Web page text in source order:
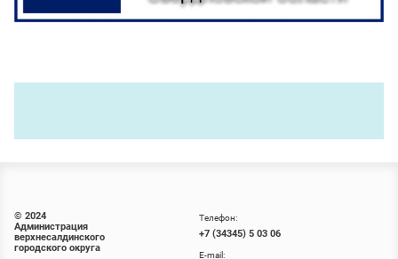
© 2024
Администрация
верхнесалдинского
городского округа
Телефон:
+7 (34345) 5 03 06
E-mail: